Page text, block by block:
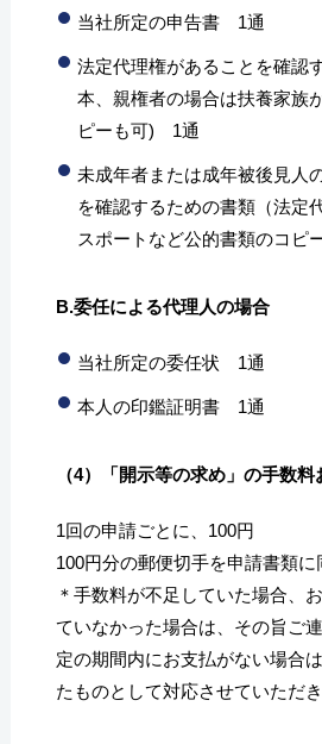
当社所定の申告書 1通
法定代理権があることを確認
本、親権者の場合は扶養家族
ピーも可) 1通
未成年者または成年被後見人
を確認するための書類（法定
スポートなど公的書類のコピ
B.委任による代理人の場合
当社所定の委任状 1通
本人の印鑑証明書 1通
（4）「開示等の求め」の手数
1回の申請ごとに、100円
100円分の郵便切手を申請書類に
＊手数料が不足していた場合、
ていなかった場合は、その旨ご
定の期間内にお支払がない場合
たものとして対応させていただき